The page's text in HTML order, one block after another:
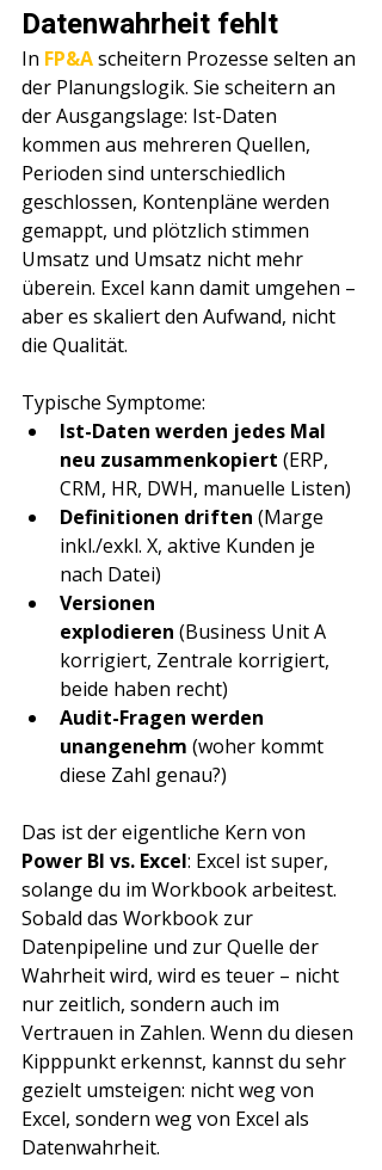
Datenwahrheit fehlt
In FP&A scheitern Prozesse selten an
der Planungslogik. Sie scheitern an
der Ausgangslage: Ist-Daten
kommen aus mehreren Quellen,
Perioden sind unterschiedlich
geschlossen, Kontenpläne werden
gemappt, und plötzlich stimmen
Umsatz und Umsatz nicht mehr
überein. Excel kann damit umgehen –
aber es skaliert den Aufwand, nicht
die Qualität.
Typische Symptome:
Ist-Daten werden jedes Mal
neu zusammenkopiert (ERP,
CRM, HR, DWH, manuelle Listen)
Definitionen driften (Marge
inkl./exkl. X, aktive Kunden je
nach Datei)
Versionen
explodieren (Business Unit A
korrigiert, Zentrale korrigiert,
beide haben recht)
Audit-Fragen werden
unangenehm (woher kommt
diese Zahl genau?)
Das ist der eigentliche Kern von
Power BI vs. Excel: Excel ist super,
solange du im Workbook arbeitest.
Sobald das Workbook zur
Datenpipeline und zur Quelle der
Wahrheit wird, wird es teuer – nicht
nur zeitlich, sondern auch im
Vertrauen in Zahlen. Wenn du diesen
Kipppunkt erkennst, kannst du sehr
gezielt umsteigen: nicht weg von
Excel, sondern weg von Excel als
Datenwahrheit.